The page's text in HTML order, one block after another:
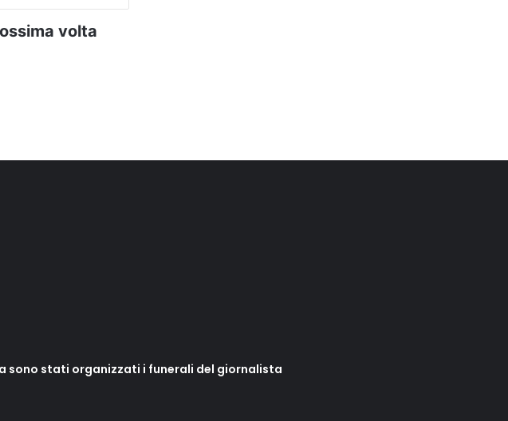
volta
sono stati organizzati i funerali del giornalista